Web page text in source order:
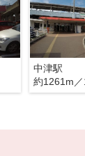
中津駅
約1261m